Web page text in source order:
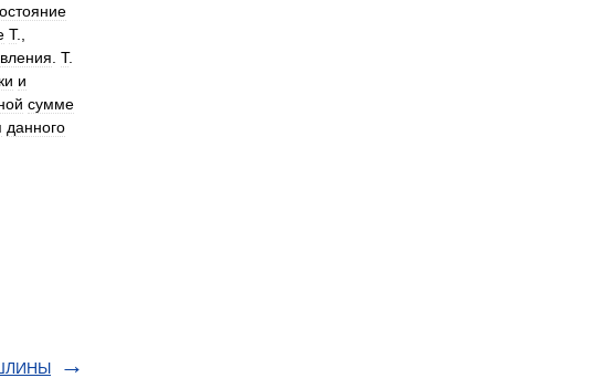
Т.,
Т.
и
сумме
данного